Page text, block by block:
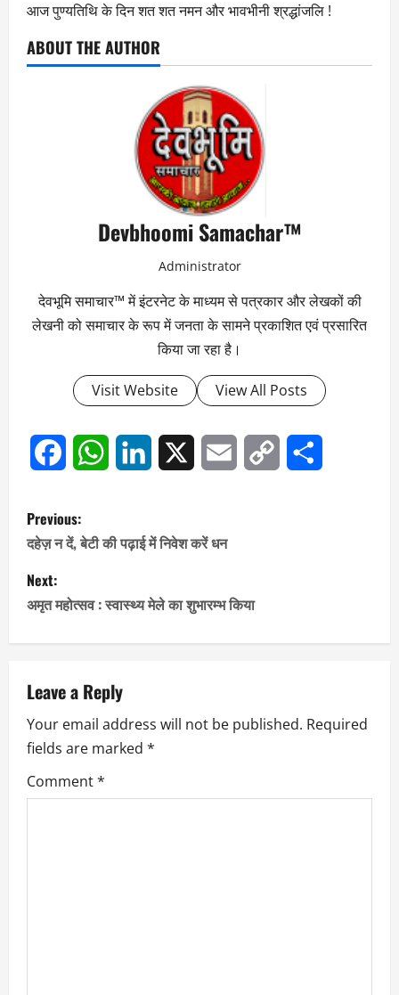
आज पुण्यतिथि के दिन शत शत नमन और भावभीनी श्रद्धांजलि !
ABOUT THE AUTHOR
Devbhoomi Samachar™
Administrator
देवभूमि समाचार™ में इंटरनेट के माध्यम से पत्रकार और लेखकों की
लेखनी को समाचार के रूप में जनता के सामने प्रकाशित एवं प्रसारित
किया जा रहा है।
Visit Website View All Posts
P
o
s
t
a
v
i
g
Previous:
दहेज़ न दें, बेटी की पढ़ाई में निवेश करें धन
Next:
अमृत महोत्सव : स्वास्थ्य मेले का शुभारम्भ किया
Leave a Reply
Your email address will not be published. Required
fields are marked *
Comment*